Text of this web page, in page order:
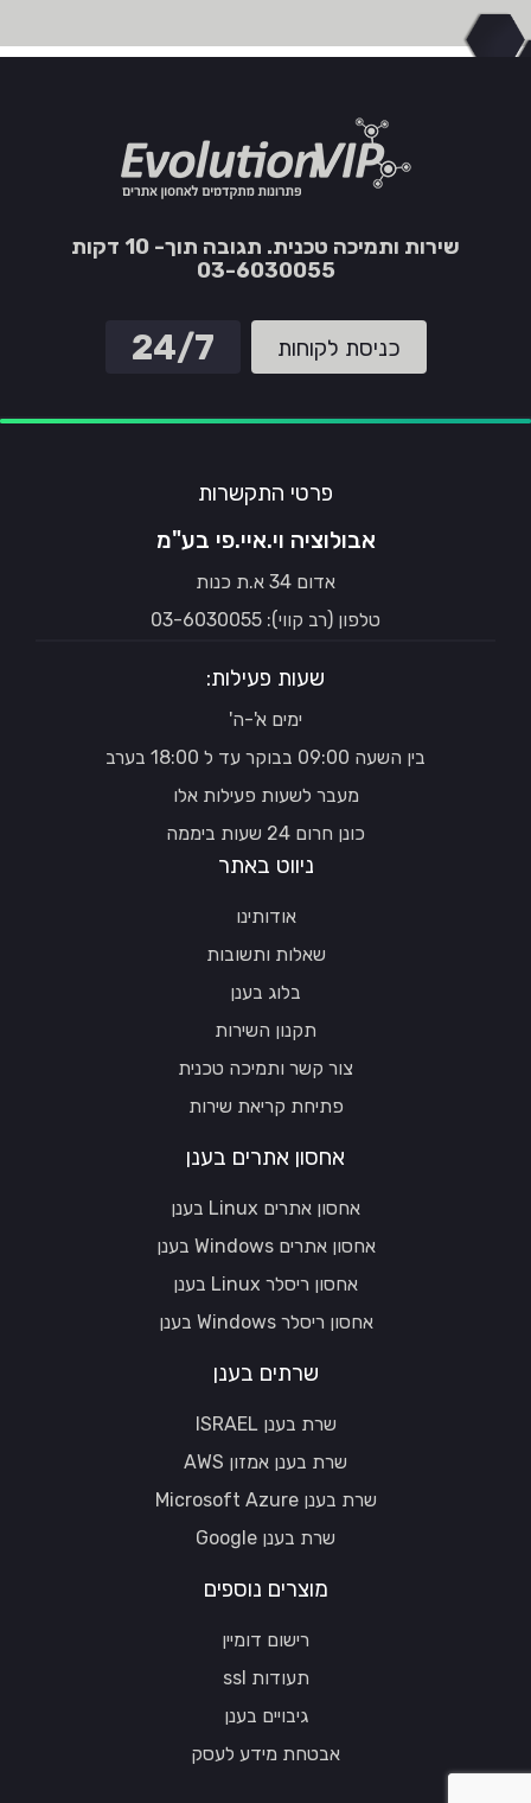
שירות ותמיכה טכנית. תגובה תוך- 10 דקות
03-6030055
כניסת לקוחות 24/7
פרטי התקשרות
אבולוציה וי.איי.פי בע"מ
אדום 34 א.ת כנות
טלפון (רב קווי): 03-6030055
שעות פעילות:
ימים א'-ה'
בין השעה 09:00 בבוקר עד ל 18:00 בערב
מעבר לשעות פעילות אלו
כונן חרום 24 שעות ביממה
ניווט באתר
אודותינו
שאלות ותשובות
בלוג בענן
תקנון השירות
צור קשר ותמיכה טכנית
פתיחת קריאת שירות
אחסון אתרים בענן
אחסון אתרים Linux בענן
אחסון אתרים Windows בענן
אחסון ריסלר Linux בענן
אחסון ריסלר Windows בענן
שרתים בענן
שרת בענן ISRAEL
שרת בענן אמזון AWS
שרת בענן Microsoft Azure
שרת בענן Google
מוצרים נוספים
רישום דומיין
תעודות ssl
גיבויים בענן
אבטחת מידע לעסק